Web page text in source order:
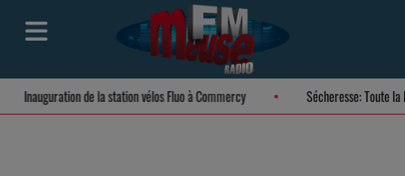
Inauguration de la station vélos Fluo à Commercy Sécheresse: